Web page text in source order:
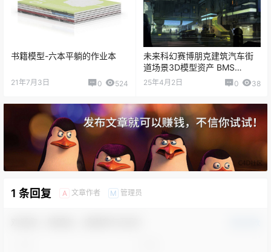
书籍模型-六本平躺的作业本
21年7月3日 0 524
未来科幻赛博朋克建筑汽车街
道场景3D模型资产 BMS
Cyberpunk
25年4月2日 0 38
1 条回复 A 文章作者 M 管理员